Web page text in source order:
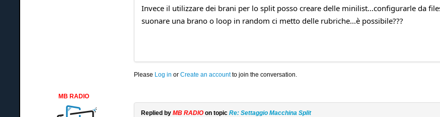
Invece il utilizzare dei brani per lo split posso creare delle minilist...configurarle da
suonare una brano o loop in random ci metto delle rubriche...è possibile???
Please Log in or Create an accountto join the conversation.
MB RADIO
Replied by MB RADIOon topic Re: Settaggio Macchina Split